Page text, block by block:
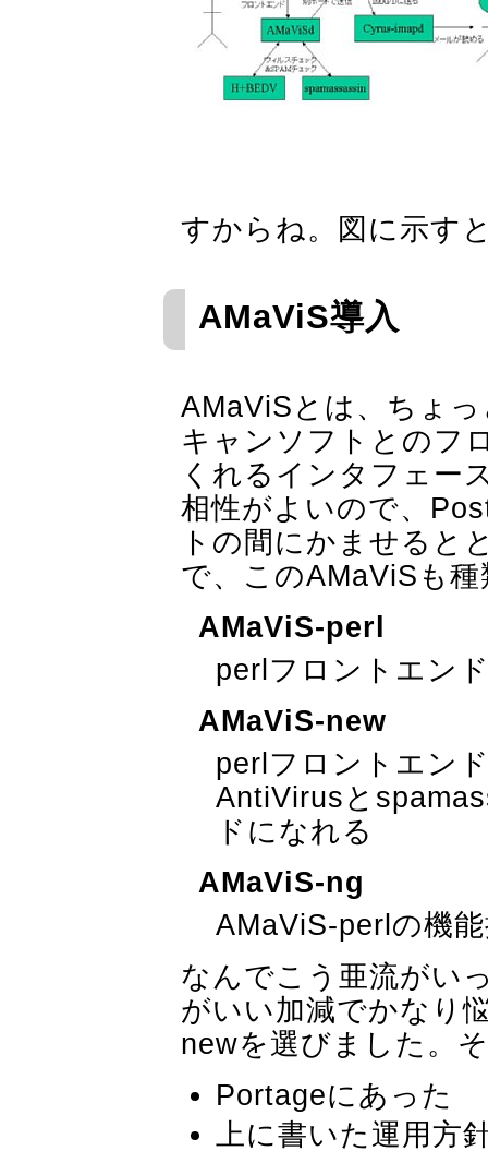
すからね。図に示す
AMaViS導入
AMaViSとは、ちょ
キャンソフトとのフ
くれるインタフェー
相性がよいので、
トの間にかませると
で、このAMaViSも
AMaViS-perl
perlフロントエン
AMaViS-new
perlフロントエン
AntiVirusと
ドになれる
AMaViS-ng
AMaViS-perlの機
なんでこう亜流がい
がいい加減でかなり
newを選びました。
Portageにあった
上に書いた運用方